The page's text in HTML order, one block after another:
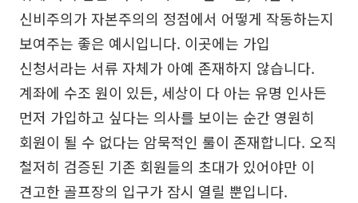
신비주의가 자본주의의 정점에서 어떻게 작동하는지
보여주는 좋은 예시입니다. 이곳에는 가입
신청서라는 서류 자체가 아예 존재하지 않습니다.
계좌에 수조 원이 있든, 세상이 다 아는 유명 인사든
먼저 가입하고 싶다는 의사를 보이는 순간 영원히
회원이 될 수 없다는 암묵적인 룰이 존재합니다. 오직
철저히 검증된 기존 회원들의 초대가 있어야만 이
견고한 골프장의 입구가 잠시 열릴 뿐입니다.